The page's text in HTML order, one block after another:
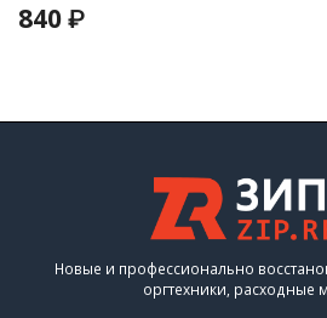
840 ₽
Новые и профессионально
оргтехники, расходные